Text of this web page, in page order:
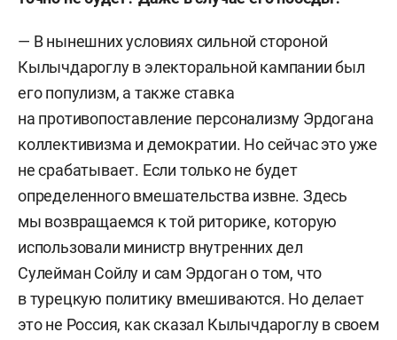
— В нынешних условиях сильной стороной
Кылычдароглу в электоральной кампании был
его популизм, а также ставка
на противопоставление персонализму Эрдогана
коллективизма и демократии. Но сейчас это уже
не срабатывает. Если только не будет
определенного вмешательства извне. Здесь
мы возвращаемся к той риторике, которую
использовали министр внутренних дел
Сулейман Сойлу и сам Эрдоган о том, что
в турецкую политику вмешиваются. Но делает
это не Россия, как сказал Кылычдароглу в своем